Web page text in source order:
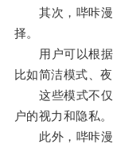
其次，哔咔漫
择。
用户可以根据
比如简洁模式、
这些模式不仅
户的视力和隐私。
此外，哔咔漫